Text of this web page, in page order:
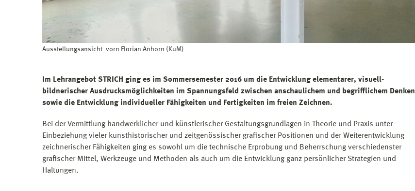
Ausstellungsansicht_vorn Florian Anhorn (KuM)
Im Lehrangebot STRICH ging es im Sommersemester 2016 um die Entwicklung elementarer, visuell-
bildnerischer Ausdrucksmöglichkeiten im Spannungsfeld zwischen anschaulichem und begrifflichem Denken
sowie die Entwicklung individueller Fähigkeiten und Fertigkeiten im freien Zeichnen.
Bei der Vermittlung handwerklicher und künstlerischer Gestaltungsgrundlagen in Theorie und Praxis unter
Einbeziehung vieler kunsthistorischer und zeitgenössischer grafischer Positionen und der Weiterentwicklung
zeichnerischer Fähigkeiten ging es sowohl um die technische Erprobung und Beherrschung verschiedenster
grafischer Mittel, Werkzeuge und Methoden als auch um die Entwicklung ganz persönlicher Strategien und
Haltungen.